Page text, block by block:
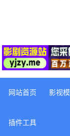
网站首页 影视
插件工具